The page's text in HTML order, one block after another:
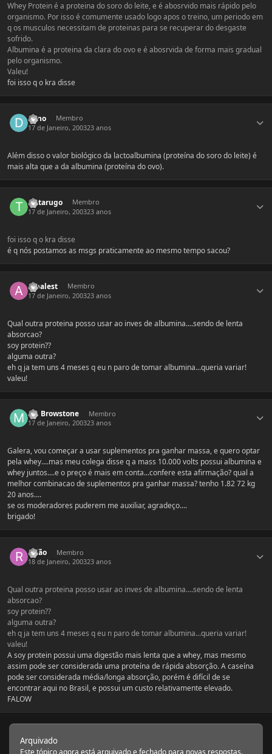
Whey Protein é a proteina do soro do leite, e é abosrvido mais rápido pelo
organismo. Por isso é comumente usado logo apos o treino, um periodo em
q os musculos necessitam de proteinas para se recuperar do desgaste
sofrido.
Albumina é a proteina da clara do ovo e é abosrvida de forma mais gradual
pelo organismo.
Valeu!
foi isso q o kra disse
dano
Membro
17 de Janeiro, 200323 anos
Além disso o valor biológico da lactoalbumina (proteína do soro do leite) é
mais alta que a da albumina (proteína do ovo).
tartarugo
Membro
17 de Janeiro, 200323 anos
foi isso q o kra disse
é q nós postamos as msgs praticamente ao mesmo tempo sacou?
arbalest
Membro
17 de Janeiro, 200323 anos
Qual outra proteina posso usar ao inves de albumina....sendo de lenta
absorcao?
soy protein??
alguma outra?
eh q ja tem uns 4 meses q eu n paro de tomar albumina...queria variar!
valeu!
Mr. Browstone
Membro
17 de Janeiro, 200323 anos
Galera, vou começar a usar suplementos pra ganhar massa, e quero optar
pela whey....mas meu colega disse q a mass 10.000 volts possui albumina e
whey juntos....e o preço é mais em conta...confere esta afirmação? qual a
melhor combinacao de suplementos pra ganhar massa? tenho 1.82 72 kg
20 anos....
se os moderadores puderem me auxiliar, agradeço....
brigado!
rafão
Membro
18 de Janeiro, 200323 anos
Qual outra proteina posso usar ao inves de albumina....sendo de lenta
absorcao?
soy protein??
alguma outra?
eh q ja tem uns 4 meses q eu n paro de tomar albumina...queria variar!
valeu!
A soy protein possui uma digestão mais lenta que a whey, mas mesmo
assim pode ser considerada uma proteína de rápida absorção. A caseína
pode ser considerada média/longa absorção, porém é difícil de se
encontrar aqui no Brasil, e possui um custo relativamente elevado.
FALOW
Arquivado